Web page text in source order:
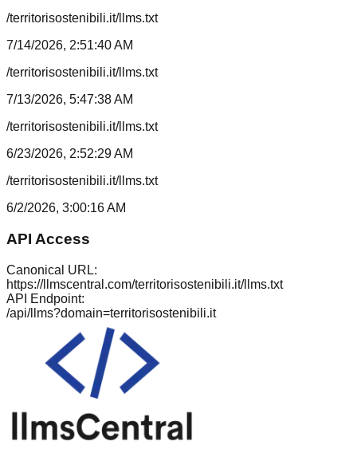
/territorisostenibili.it/llms.txt
7/14/2026, 2:51:40 AM
/territorisostenibili.it/llms.txt
7/13/2026, 5:47:38 AM
/territorisostenibili.it/llms.txt
6/23/2026, 2:52:29 AM
/territorisostenibili.it/llms.txt
6/2/2026, 3:00:16 AM
API Access
Canonical URL:
https://llmscentral.com/territorisostenibili.it/llms.txt
API Endpoint:
/api/llms?domain=territorisostenibili.it